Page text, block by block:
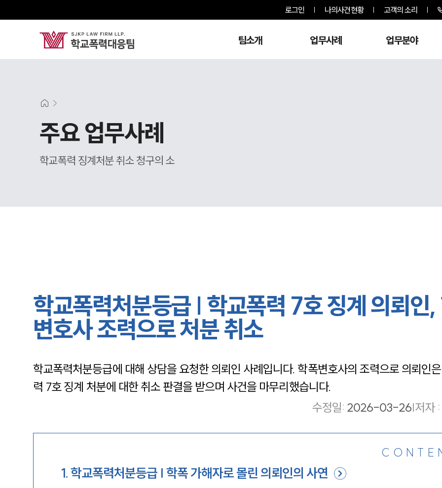
로그인 나의사건현황 고객의 소리
팀소개 업무사례 업무분야
주요 업무사례
학교폭력 징계처분 취소 청구의 소
학교폭력처분등급 | 학교폭력 7호 징계 의뢰인,
변호사 조력으로 처분 취소
학교폭력처분등급에 대해 상담을 요청한 의뢰인 사례입니다. 학폭변호사의 조력으로 의뢰인
력 7호 징계 처분에 대한 취소 판결을 받으며 사건을 마무리했습니다.
수정일: 2026-03-26|저자 :
1.학교폭력처분등급 | 학폭 가해자로 몰린 의뢰인의 사연